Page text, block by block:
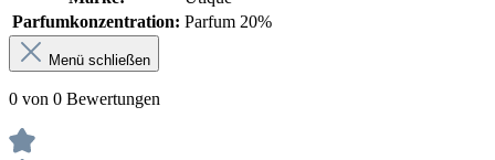
Parfumkonzentration: Parfum 20%
Menü schließen
0 von 0 Bewertungen